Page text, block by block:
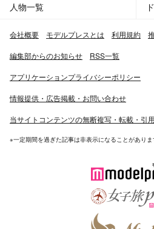
人物一覧
会社概要 モデルプレスとは 利用規約
編集部からのお知らせ RSS一覧
アプリケーションプライバシーポリシー
情報提供・広告掲載・お問い合わせ
当サイトコンテンツの無断複写・転載・引
※一定期間を過ぎた記事は非表示になることがあり